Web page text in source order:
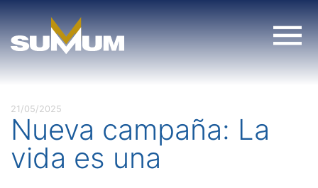
content
21/05/2025
Nueva campaña: La
vida es una